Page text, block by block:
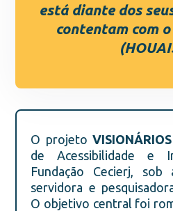
está diante dos
contentam com
O projetoVISIONÁRIOS
de Acessibilidade e
Fundação Cecierj, sob
servidora e
O objetivo central foi